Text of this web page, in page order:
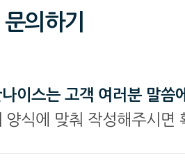
문의하기
이스는 고객 여러분 말씀
양식에 맞춰 작성해주시면